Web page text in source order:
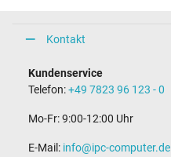
12,7 mm
Stift im Stecker
Ja
Länge Anschlusskabel (m) (ca.)
Kontakt
Kundenservice
Telefon:+49 7823 96 123 - 0
Mo-Fr: 9:00-12:00 Uhr
E-Mail: info@ipc-computer.de